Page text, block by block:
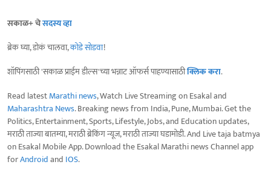
सकाळ+ चेसदस्य व्हा
ब्रेक घ्या, डोकं चालवा,कोडे सोडवा!
शॉपिंगसाठी 'सकाळ प्राईम डील्स'च्या भन्नाट ऑफर्स पाहण्यासाठीक्लिक करा.
Read latestMarathi news, Watch Live Streaming on Esakal and
Maharashtra News. Breaking news from India, Pune, Mumbai. Get the
Politics, Entertainment, Sports, Lifestyle, Jobs, and Education updates,
मराठी ताज्या बातम्या, मराठी ब्रेकिंग न्यूज, मराठी ताज्या घडामोडी. And Live taja batmya
on Esakal Mobile App. Download the Esakal Marathi news Channel app
forAndroidand IOS.